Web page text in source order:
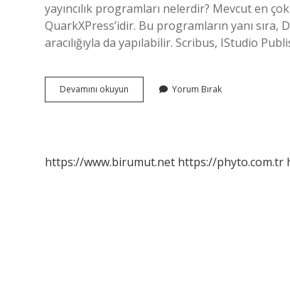
yayıncılık programları nelerdir? Mevcut en
QuarkXPress’idir. Bu programların yanı
aracılığıyla da yapılabilir. Scribus, IStudio
Devamını okuyun Masaüstü
Yayın
Yorum Bırak
https://www.birumut.net https://phyto.com.tr